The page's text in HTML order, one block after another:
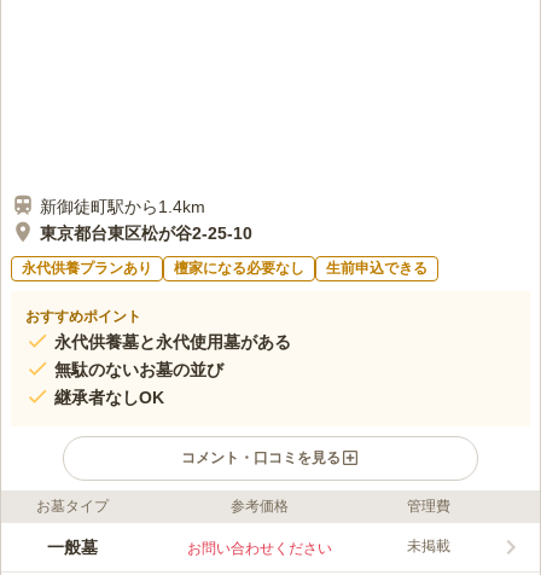
新御徒町駅から1.4km
東京都台東区松が谷2-25-10
永代供養プランあり 檀家になる必要なし 生前申込できる
おすすめポイント
永代供養墓と永代使用墓がある
無駄のないお墓の並び
継承者なしOK
コメント・口コミを見る
ライフドット編集部のコメント
下町情緒溢れる浅草の一等地にある清水寺は、創建千百八十年の
お墓タイプ 参考価格 管理費
一般墓 お問い合わせください 未掲載